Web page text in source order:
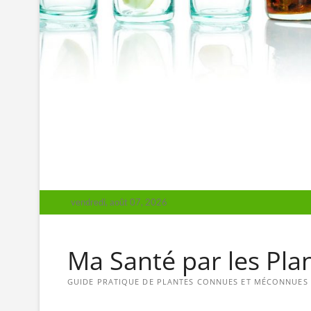
vendredi, août 07, 2026
Ma Santé par les
GUIDE PRATIQUE DE PLANTES CONNUES ET MÉCONNUES